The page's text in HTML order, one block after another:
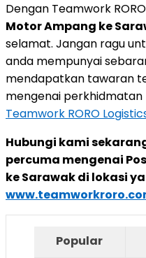
Dengan Teamwork
Motor Ampang ke
selamat. Jangan ragu
anda mempunyai
mendapatkan tawaran
mengenai
Teamwork RORO
Hubungi kami
percuma mengenai
ke Sarawak di lokasi
Popular